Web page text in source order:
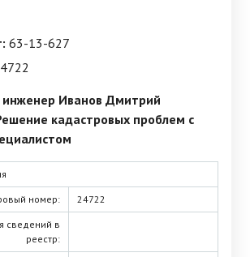
63-13-627
Иванов Дмитрий
кадастровых проблем с
номер: 24722
сведений в
реестр: